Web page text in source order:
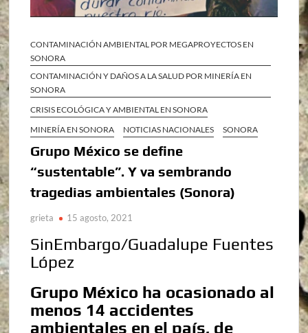
CONTAMINACIÓN AMBIENTAL POR MEGAPROYECTOS EN
SONORA
CONTAMINACIÓN Y DAÑOS A LA SALUD POR MINERÍA EN
SONORA
CRISIS ECOLÓGICA Y AMBIENTAL EN SONORA
MINERÍA EN SONORA
NOTICIAS NACIONALES SONORA
Grupo México se define
“sustentable”. Y va sembrando
tragedias ambientales (Sonora)
grieta 15 agosto, 2021
SinEmbargo/Guadalupe Fuentes
López
Grupo México ha ocasionado al
menos 14 accidentes
ambientales en el país, de